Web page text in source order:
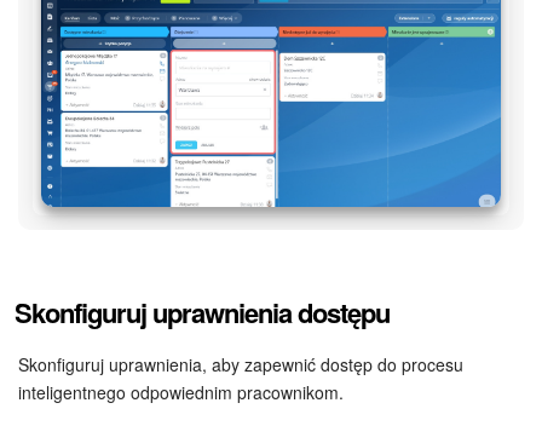
Skonfiguruj uprawnienia dostępu
Skonfiguruj uprawnienia, aby zapewnić dostęp do procesu
inteligentnego odpowiednim pracownikom.